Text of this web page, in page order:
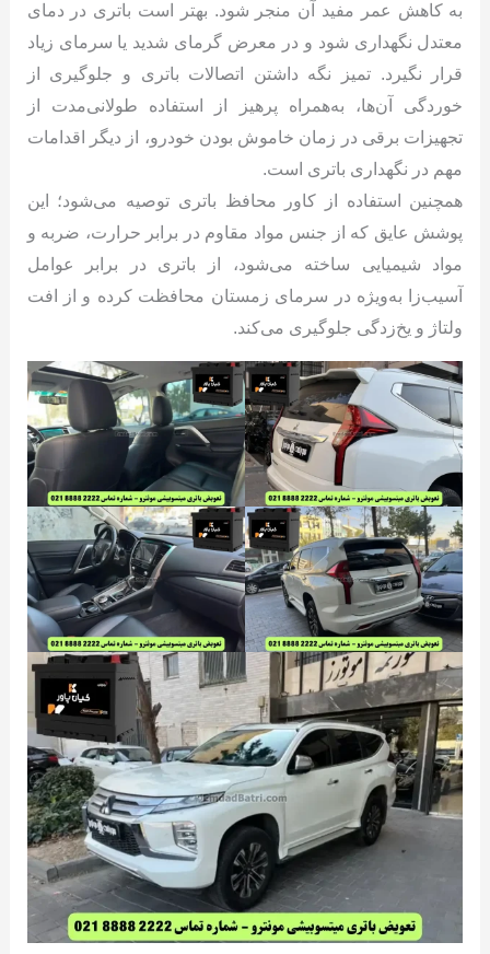
به کاهش عمر مفید آن منجر شود. بهتر است باتری در دمای
معتدل نگهداری شود و در معرض گرمای شدید یا سرمای زیاد
قرار نگیرد. تمیز نگه داشتن اتصالات باتری و جلوگیری از
خوردگی آن‌ها، به‌همراه پرهیز از استفاده طولانی‌مدت از
تجهیزات برقی در زمان خاموش بودن خودرو، از دیگر اقدامات
مهم در نگهداری باتری است.
همچنین استفاده از کاور محافظ باتری توصیه می‌شود؛ این
پوشش عایق که از جنس مواد مقاوم در برابر حرارت، ضربه و
مواد شیمیایی ساخته می‌شود، از باتری در برابر عوامل
آسیب‌زا به‌ویژه در سرمای زمستان محافظت کرده و از افت
ولتاژ و یخ‌زدگی جلوگیری می‌کند.